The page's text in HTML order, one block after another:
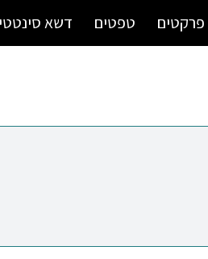
פרקטים טפטים דשא סינטטי